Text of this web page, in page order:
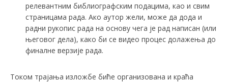
релевантним библиографским подацима, као и свим
страницама рада. Ако аутор жели, може да дода и
радни рукопис рада на основу чега је рад написан (или
његовог дела), како би се видео процес долажења до
финалне верзије рада.
Током трајања изложбе биће организована и краћа